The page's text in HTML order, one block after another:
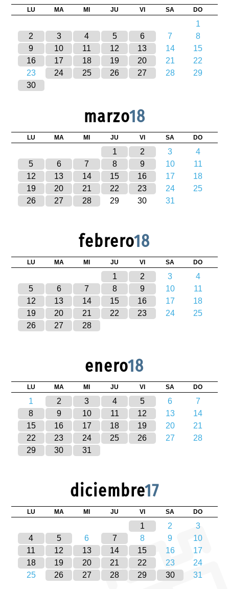
LU MA MI JU VI SA DO
1
2
3 4 5 6 7
8
9
10 11 12 13 14
15
16
17 18 19 20 21
22
23
24 25 26 27 28
29
30
marzo18
LU MA MI JU VI SA DO
1 2 3
4
5
6 7 8 9 10
11
12
13 14 15 16 17
18
19
20 21 22 23 24
25
26
27 28 29 30 31
febrero18
LU MA MI JU VI SA DO
1 2 3
4
5
6 7 8 9 10
11
12
13 14 15 16 17
18
19
20 21 22 23 24
25
26
27 28
enero18
LU MA MI JU VI SA DO
1 2 3 4 5 6
7
8
9 10 11 12 13
14
15
16 17 18 19 20
21
22
23 24 25 26 27
28
29
30 31
diciembre17
LU MA MI JU VI SA DO
1 2
3
4
5 6 7 8 9
10
11
12 13 14 15 16
17
18
19 20 21 22 23
24
25
26 27 28 29 30 31